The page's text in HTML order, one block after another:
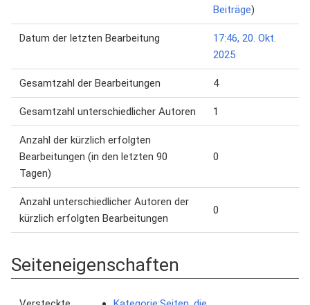
Beiträge)
Datum der letzten Bearbeitung
17:46, 20. Okt.
2025
Gesamtzahl der Bearbeitungen 4
Gesamtzahl unterschiedlicher Autoren 1
Anzahl der kürzlich erfolgten
Bearbeitungen (in den letzten 90
Tagen)
0
Anzahl unterschiedlicher Autoren der
kürzlich erfolgten Bearbeitungen
0
Seiteneigenschaften